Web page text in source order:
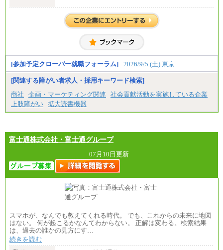
月給 200,000円～250,000円
入社時の処遇は経験・能力を考慮の上、当社規程に
より決定します。
お伝えします。
[参加予定クローバー就職フォーラム] 2026/9/5 (土) 東京
[関連する障がい者求人・採用キーワード検索]
商社
企画・マーケティング関連
社会貢献活動を実施している企業
上肢障がい 拡大読書機器
富士通株式会社・富士通グループ
07月10日更新
スマホが、なんでも教えてくれる時代。 でも、これからの未来に地図
はない。 何が起こるかなんてわからない。 正解は変わる。検索結果
は、過去の誰かの見方にす…
続きを読む